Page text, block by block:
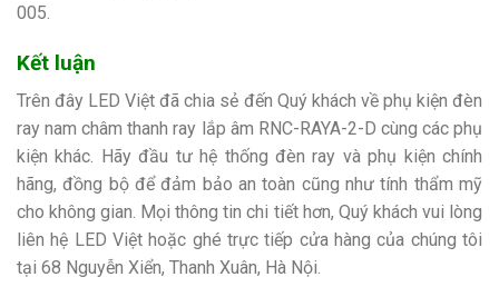
005.
Kết luận
Trên đây LED Việt đã chia sẻ đến Quý khách về phụ kiện đèn
ray nam châm thanh ray lắp âm RNC-RAYA-2-D cùng các phụ
kiện khác. Hãy đầu tư hệ thống đèn ray và phụ kiện chính
hãng, đồng bộ để đảm bảo an toàn cũng như tính thẩm mỹ
cho không gian. Mọi thông tin chi tiết hơn, Quý khách vui lòng
liên hệ LED Việt hoặc ghé trực tiếp cửa hàng của chúng tôi
tại 68 Nguyễn Xiển, Thanh Xuân, Hà Nội.